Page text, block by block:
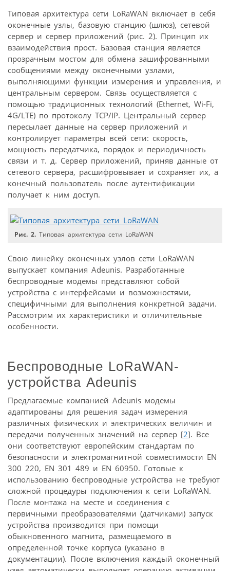
Типовая архитектура сети LoRaWAN включает в себя
оконечные узлы, базовую станцию (шлюз), сетевой
сервер и сервер приложений (рис. 2). Принцип их
взаимодействия прост. Базовая станция является
прозрачным мостом для обмена зашифрованными
сообщениями между оконечными узлами,
выполняющими функции измерения и управления, и
центральным сервером. Связь осуществляется с
помощью традиционных технологий (Ethernet, Wi-Fi,
4G/LTE) по протоколу TCP/IP. Центральный сервер
пересылает данные на сервер приложений и
контролирует параметры всей сети: скорость,
мощность передатчика, порядок и периодичность
связи и т. д. Сервер приложений, приняв данные от
сетевого сервера, расшифровывает и сохраняет их, а
конечный пользователь после аутентификации
получает к ним доступ.
Рис. 2. Типовая архитектура сети LoRaWAN
Свою линейку оконечных узлов сети LoRaWAN
выпускает компания Adeunis. Разработанные
беспроводные модемы представляют собой
устройства с интерфейсами и возможностями,
специфичными для выполнения конкретной задачи.
Рассмотрим их характеристики и отличительные
особенности.
Беспроводные LoRaWAN-
устройства Adeunis
Предлагаемые компанией Adeunis модемы
адаптированы для решения задач измерения
различных физических и электрических величин и
передачи полученных значений на сервер [2]. Все
они соответствуют европейским стандартам по
безопасности и электромагнитной совместимости EN
300 220, EN 301 489 и EN 60950. Готовые к
использованию беспроводные устройства не требуют
сложной процедуры подключения к сети LoRaWAN.
После монтажа на месте и соединения с
первичными преобразователями (датчиками) запуск
устройства производится при помощи
обыкновенного магнита, размещаемого в
определенной точке корпуса (указано в
документации). После включения каждый оконечный